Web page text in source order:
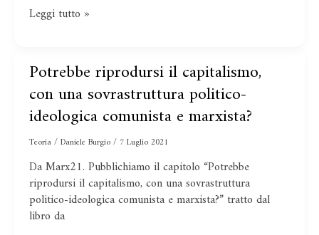
Leggi tutto »
Potrebbe riprodursi il capitalismo,
con una sovrastruttura politico-
ideologica comunista e marxista?
Teoria/Daniele Burgio/ 7 Luglio 2021
Da Marx21. Pubblichiamo il capitolo “Potrebbe
riprodursi il capitalismo, con una sovrastruttura
politico-ideologica comunista e marxista?” tratto dal
libro da
Potrebbe
il
capitalismo,
con
una
sovrastruttura
politico-
ideologica
comunista